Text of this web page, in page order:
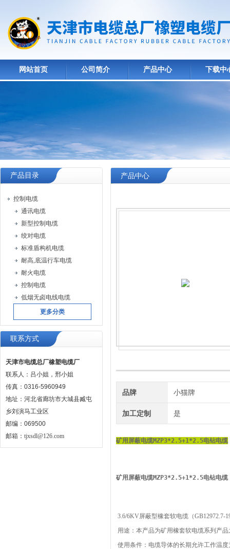
网站首页 公司简介 产品中心 下载中
产品目录
控制电缆
通讯电缆
新型控制电缆
绞对电缆
标准盾构机电缆
耐高,底温行车电缆
耐火电缆
控制电缆
低烟无卤电线电缆
更多分类
联系方式
天津市电缆总厂橡塑电缆厂
联系人：吕小姐，邢小姐
传真：0316-5960949
地址：河北省廊坊市大城县臧屯
乡刘演马工业区
邮编：069500
邮箱： tjxsdl@126.com
产品中心
品牌 小猫牌
加工定制 是
矿用屏蔽电缆MZP3*2.5+1*2.5电钻电缆
矿用屏蔽电缆MZP3*2.5+1*2.5电钻电缆
3.6/6KV屏蔽型橡套软电缆（GB12972.7-
用途：本产品为矿用橡套软电缆系列产
使用条件：电缆导体的长期允许工作温